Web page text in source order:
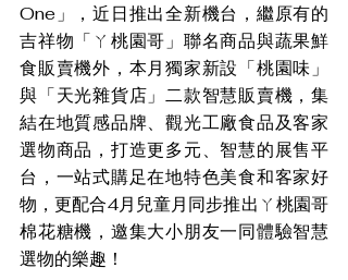
One」，近日推出全新機台，繼原有的
吉祥物「ㄚ桃園哥」聯名商品與蔬果鮮
食販賣機外，本月獨家新設「桃園味」
與「天光雜貨店」二款智慧販賣機，集
結在地質感品牌、觀光工廠食品及客家
選物商品，打造更多元、智慧的展售平
台，一站式購足在地特色美食和客家好
物，更配合4月兒童月同步推出ㄚ桃園哥
棉花糖機，邀集大小朋友一同體驗智慧
選物的樂趣！